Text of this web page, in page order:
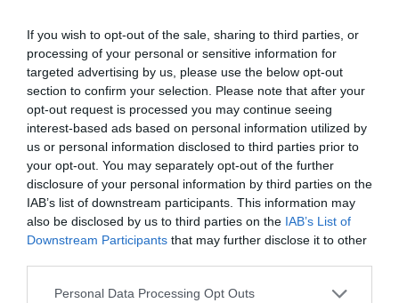
If you wish to opt-out of the sale, sharing to third parties, or
processing of your personal or sensitive information for
targeted advertising by us, please use the below opt-out
section to confirm your selection. Please note that after your
opt-out request is processed you may continue seeing
interest-based ads based on personal information utilized by
us or personal information disclosed to third parties prior to
your opt-out. You may separately opt-out of the further
disclosure of your personal information by third parties on the
IAB’s list of downstream participants. This information may
also be disclosed by us to third parties on the IAB’s List of
Downstream Participants that may further disclose it to other
Personal Data Processing Opt Outs